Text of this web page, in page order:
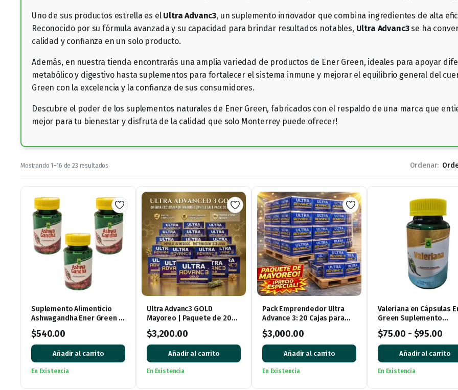
Uno de sus productos estrella es el Ultra Advanc3, un suplemento innovador que combina ingredientes de alta
Reconocido por su fórmula avanzada y su capacidad para brindar resultados notables, Ultra Advanc3se ha
calidad y confianza en un solo producto.
Además, en nuestra tienda encontrarás una amplia variedad de productos de Ener Green, ideales para apoyar
metabólico y digestivo hasta suplementos para fortalecer el sistema inmune y mejorar el equilibrio general del
Green con la excelencia y la confianza de sus consumidores.
Descubre el poder de los suplementos naturales de Ener Green, fabricados con el respaldo de una marca que
mejor para tu bienestar y disfruta de la calidad que solo Monterrey puede ofrecer!
Mostrando 1–16 de 23 resultados Ordenar:
Suplemento Alimenticio
Ashwagandha Ener Green –
60 Cápsulas de 500mg
$540.00
Añadir al carrito
En Existencia
Ultra Advanc3 GOLD
Mayoreo | Paquete de 20
Piezas para Revender
$3,200.00
Añadir al carrito
En Existencia
Pack Emprendedor Ultra
Advance 3: 20 Cajas para
Iniciar tu Negocio
$3,000.00
Añadir al carrito
En Existencia
Valeriana en Cápsulas
Green Suplemento
Alimenticio
$75.00 - $95.00
Añadir al carrito
En Existencia